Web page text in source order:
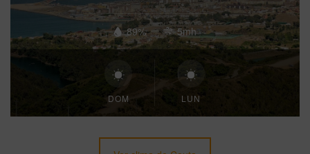
89% 5mh
DOM LUN